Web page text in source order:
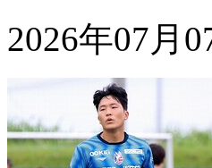
2026年07月